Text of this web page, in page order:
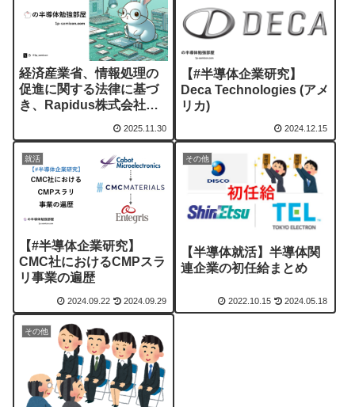
経済産業省、情報処理の
促進に関する法律に基づ
き、Rapidus株式会社を
2025.11.30
【#半導体企業研究】
Deca Technologies (アメ
リカ)
2024.12.15
就活
【#半導体企業研究】
CMC社におけるCMPスラ
リ事業の遍歴
2024.09.22 2024.09.29
その他
【半導体就活】半導体関
連企業の初任給まとめ
2022.10.15 2024.05.18
その他